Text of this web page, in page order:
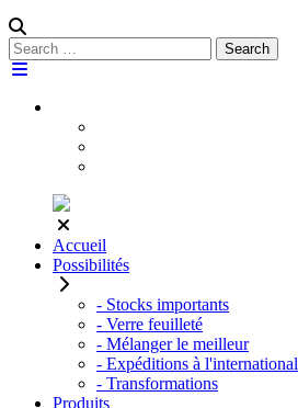
Rechercher : Search
Accueil
Possibilités
- Stocks importants
- Verre feuilleté
- Mélanger le meilleur
- Expéditions à l'international
- Transformations
Produits